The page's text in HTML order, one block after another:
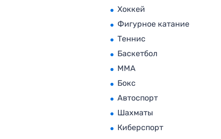
Хоккей
Фигурное катание
Теннис
Баскетбол
MMA
Бокс
Автоспорт
Шахматы
Киберспорт